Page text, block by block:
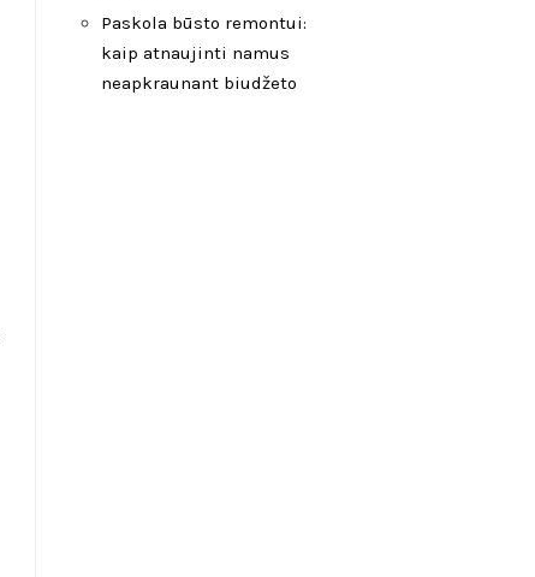
Paskola būsto remontui:
kaip atnaujinti namus
neapkraunant biudžeto